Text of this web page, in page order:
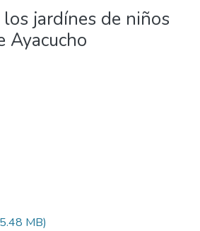
jardínes de niños
Ayacucho
MB)